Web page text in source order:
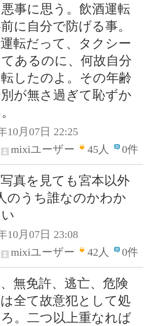
事に思う。飲酒運転
に自分で防げる事。
転だって、タクシー
あるのに、何故自分
したのよ。その年齢
が無さ過ぎて恥ずか
10月07日 22:25
mixiユーザー
45人 0件
真を見ても宮本以外
のうち誰なのかわか
10月07日 23:08
mixiユーザー
42人 0件
無免許、逃亡、危険
全て故意犯として処
。二つ以上重なれば